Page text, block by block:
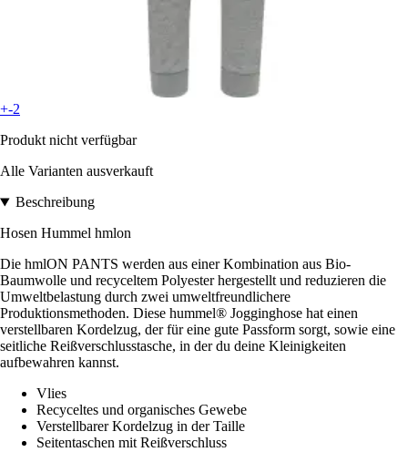
+-2
Produkt nicht verfügbar
Alle Varianten ausverkauft
Beschreibung
Hosen Hummel hmlon
Die hmlON PANTS werden aus einer Kombination aus Bio-
Baumwolle und recyceltem Polyester hergestellt und reduzieren die
Umweltbelastung durch zwei umweltfreundlichere
Produktionsmethoden. Diese hummel® Jogginghose hat einen
verstellbaren Kordelzug, der für eine gute Passform sorgt, sowie eine
seitliche Reißverschlusstasche, in der du deine Kleinigkeiten
aufbewahren kannst.
Vlies
Recyceltes und organisches Gewebe
Verstellbarer Kordelzug in der Taille
Seitentaschen mit Reißverschluss